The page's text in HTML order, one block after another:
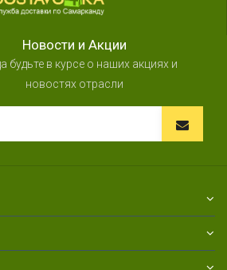
Новости и Акции
будьте в курсе о наших акциях и
новостях отрасли